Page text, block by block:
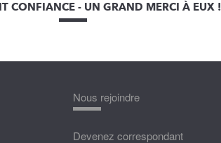
CONFIANCE - UN GRAND MERCI À EUX !
Nous rejoindre
Devenez correspondant